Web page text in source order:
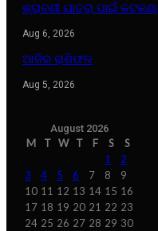
ଶ୍ରାବଣୀ ଯାତ୍ରା ପାଇଁ କଟକଣା
Aug 6, 2026
ଆଜିର ରାଶିଫଳ
Aug 5, 2026
August 2026
M T W T F S
S
1
2
3
4 5 6 7 8
9
10 11 12 13 14 15 16
17 18 19 20 21 22 23
24 25 26 27 28 29 30